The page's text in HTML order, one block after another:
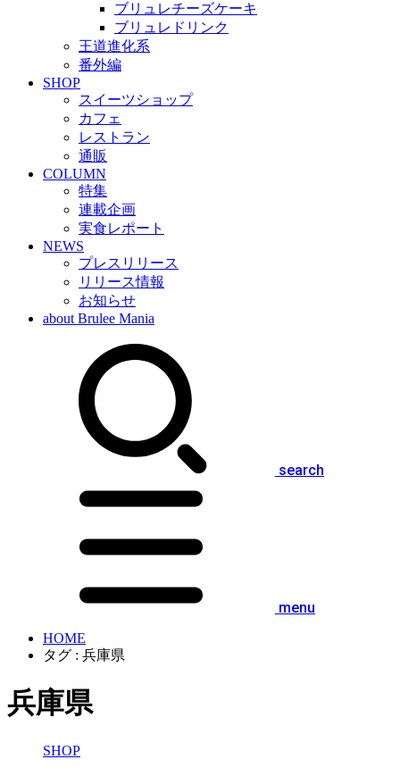
ブリュレチーズケーキ
ブリュレドリンク
王道進化系
番外編
SHOP
スイーツショップ
カフェ
レストラン
通販
COLUMN
特集
連載企画
実食レポート
NEWS
プレスリリース
リリース情報
お知らせ
about Brulee Mania
search
menu
HOME
タグ : 兵庫県
兵庫県
SHOP